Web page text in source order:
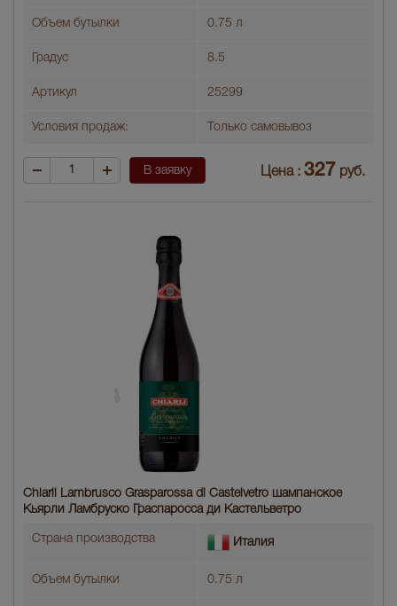
Объем бутылки 0.75 л
Градус 8.5
Артикул 25299
Условия продаж: Только самовывоз
В заявку Цена : 327 руб.
Chiarli Lambrusco Grasparossa di Castelvetro шампанское
Кьярли Ламбруско Граспаросса ди Кастельветро
Страна производства Италия
Объем бутылки 0.75 л